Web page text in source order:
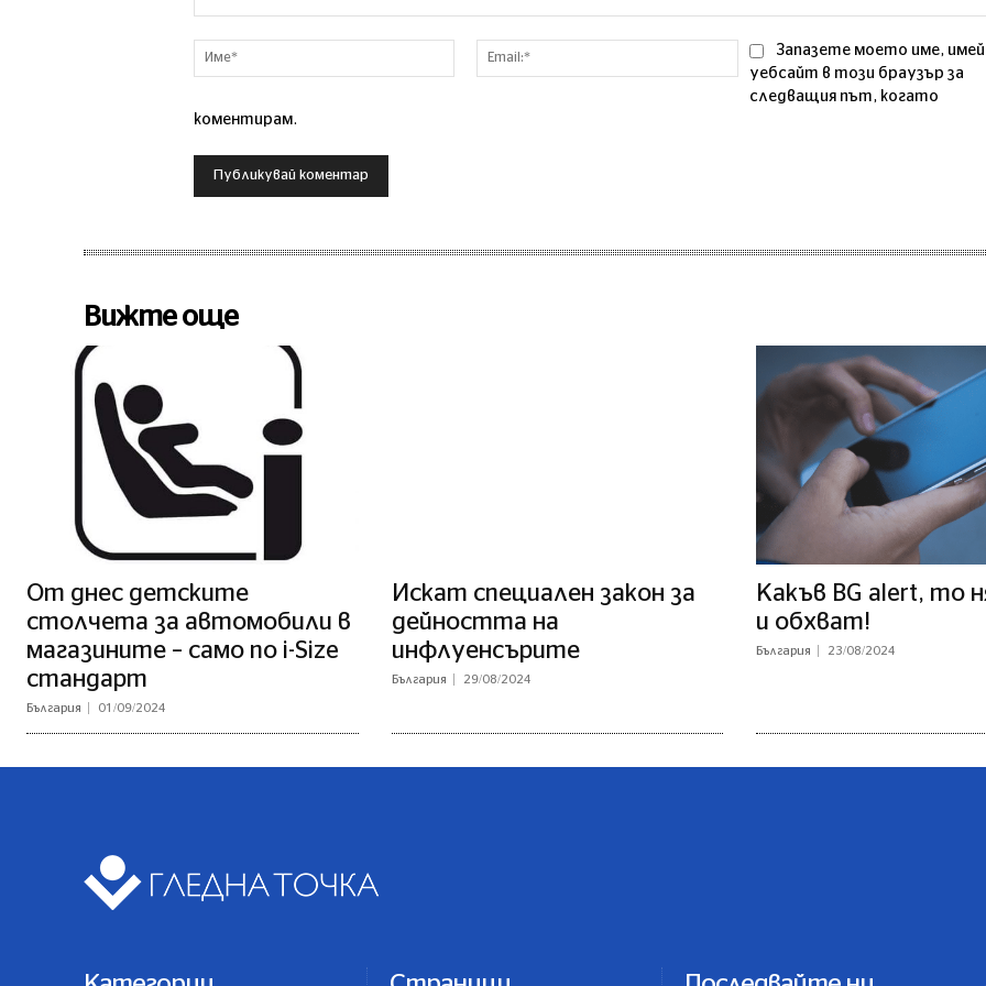
Име*
Email:*Запазете моето име,
уебсайт в този браузър за
следващия път, когато
коментирам.
Вижте още
От днес детските
столчета за автомобили в
магазините – само по i-Size
стандарт
България 01/09/2024
Искат специален закон за
дейността на
инфлуенсърите
България 29/08/2024
Какъв BG alert, то
и обхват!
България 23/08/2024